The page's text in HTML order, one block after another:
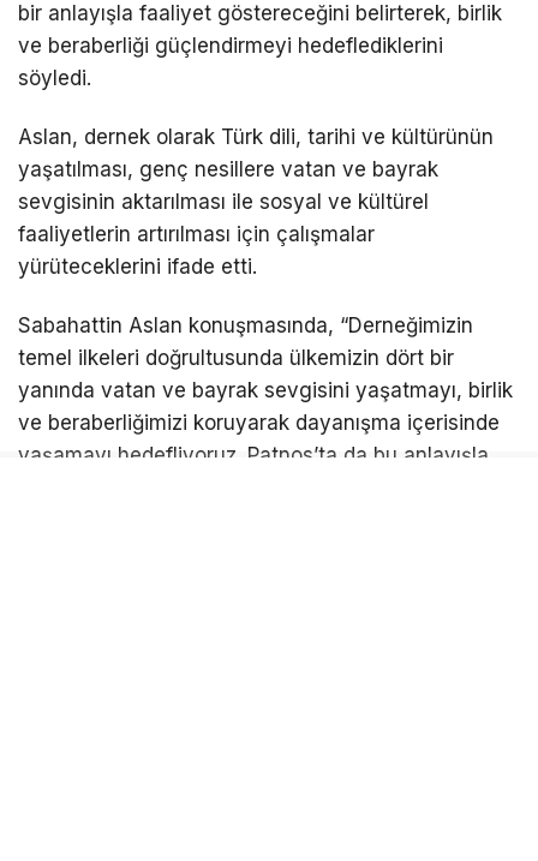
bir anlayışla faaliyet göstereceğini belirterek, birlik
ve beraberliği güçlendirmeyi hedeflediklerini
söyledi.
Aslan, dernek olarak Türk dili, tarihi ve kültürünün
yaşatılması, genç nesillere vatan ve bayrak
sevgisinin aktarılması ile sosyal ve kültürel
faaliyetlerin artırılması için çalışmalar
yürüteceklerini ifade etti.
Sabahattin Aslan konuşmasında, “Derneğimizin
temel ilkeleri doğrultusunda ülkemizin dört bir
yanında vatan ve bayrak sevgisini yaşatmayı, birlik
ve beraberliğimizi koruyarak dayanışma içerisinde
yaşamayı hedefliyoruz. Patnos’ta da bu anlayışla